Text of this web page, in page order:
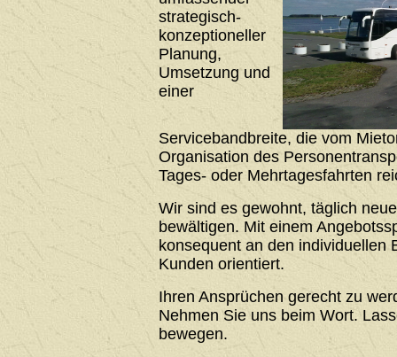
strategisch-
konzeptioneller
Planung,
Umsetzung und
einer
Servicebandbreite, die vom
Organisation des
Tages- oder Mehrtagesfahrten
Wir sind es gewohnt, täglich
bewältigen. Mit einem
konsequent an den individuellen
Kunden orientiert.
Ihren Ansprüchen gerecht zu
Nehmen Sie uns beim Wort.
bewegen.